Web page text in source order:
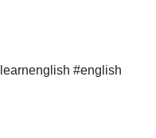
#english